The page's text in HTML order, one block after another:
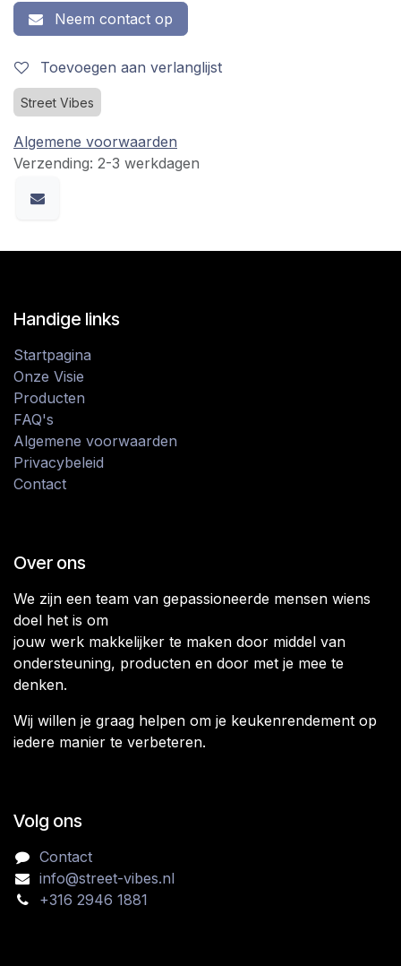
Neem contact op
Toevoegen aan verlanglijst
Street Vibes
Algemene voorwaarden
Verzending: 2-3 werkdagen
Handige links
Startpagina
Onze Visie
Producten
FAQ's
Algemene voorwaarden
Privacybeleid
Contact
Over ons
We zijn een team van gepassioneerde mensen wiens
doel het is om
jouw werk makkelijker te maken door middel van
ondersteuning, producten en door met je mee te
denken.
Wij willen je graag helpen om je keukenrendement op
iedere manier te verbeteren.
Volg ons
Contact
info@street-vibes.nl
+316 2946 1881